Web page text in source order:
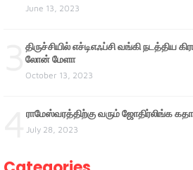
June 13, 2023
திருச்சியில் எச்டிஎஃப்சி வங்கி நடத்திய
லோன் மேளா
October 13, 2023
ராமேஸ்வரத்திற்கு வரும் ஜோதிர்லிங்க கதா
July 28, 2023